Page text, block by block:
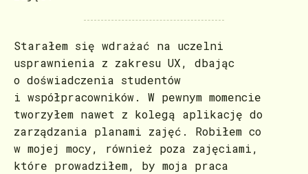
Starałem się wdrażać na uczelni
usprawnienia z zakresu UX, dbając
o doświadczenia studentów
i współpracowników. W pewnym momencie
tworzyłem nawet z kolegą aplikację do
zarządzania planami zajęć. Robiłem co
w mojej mocy, również poza zajęciami,
które prowadziłem, by moja praca